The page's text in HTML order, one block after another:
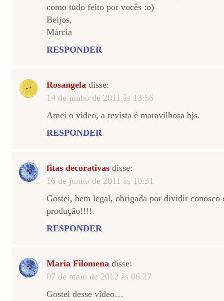
como tudo feito por vocês :o)
Beijos,
Márcia
RESPONDER
Rosangela disse:
14 de junho de 2011 às 13:56
Amei o video, a revista é maravilhosa bjs.
RESPONDER
fitas decorativas disse:
16 de junho de 2011 às 10:31
Gostei, bem legal, obrigada por dividir conosco
produção!!!!
RESPONDER
Maria Filomena disse:
07 de maio de 2012 às 06:27
Gostei desse vídeo…